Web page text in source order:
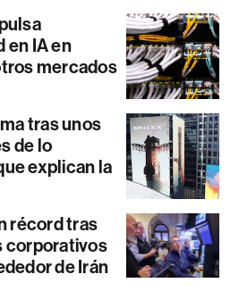
en IA en
mercados
tras unos
de lo
explican la
récord tras
corporativos
de Irán